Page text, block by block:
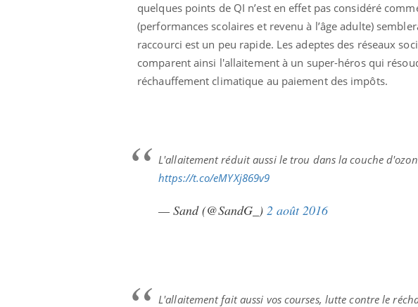
quelques points de QI n’est en effet pas considéré
(performances scolaires et revenu à l’âge adulte)
raccourci est un peu rapide. Les adeptes des réseaux
comparent ainsi l'allaitement à un super-héros qui
réchauffement climatique au paiement des impôts.
L'allaitement réduit aussi le trou dans la couche
https://t.co/eMYXj869v9
— Sand (@SandG_) 2 août 2016
L'allaitement fait aussi vos courses, lutte contre le